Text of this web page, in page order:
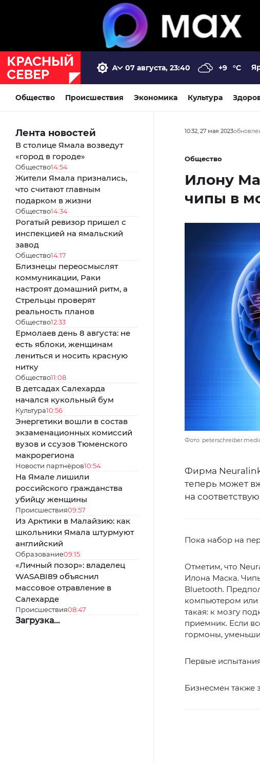
07 августа, 23:40 +9 °C
Общество Происшествия Экономика Культура
Лента новостей
В столице Ямала возведут
«город в городе»
Общество14:54
Жители Ямала признались,
что считают главным
подарком в жизни
Общество14:34
Рогатый ревизор пришел с
инспекцией на ямальский
завод
Общество14:17
Близнецы переосмыслят
коммуникации, Раки
настроят домашний ритм, а
Стрельцы проверят
реальность планов
Общество12:33
Ермолаев день 8 августа: не
есть яблоки, женщинам
лениться и носить красную
нитку
Общество11:08
В детсадах Салехарда
начался кукольный бум
Культура10:56
Энергетики вошли в состав
экзаменационных комиссий
вузов и ссузов Тюменского
макрорегиона
Новости партнёров10:54
На Ямале лишили
российского гражданства
убийцу женщины
Происшествия09:57
Из Арктики в Малайзию: как
школьники Ямала штурмуют
английский
Образование09:15
«Личный позор»: владелец
WASABI89 объяснил
массовое отравление в
Салехарде
Происшествия08:47
Загрузка...
10:32, 27 мая 2023
Общество
Илону
чипы в
Фото:
Фирма Neuralink
теперь может
на
Пока набор на
Отметим, что
Илона Маска.
Bluetooth.
компьютером или
такая: к мозгу
приемник. Если
гормоны,
Первые
Бизнесмен также